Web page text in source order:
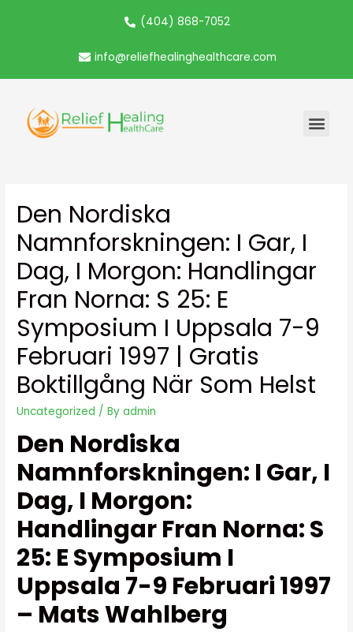
(404) 868-7052
info@reliefhealinghealthcare.com
Den Nordiska
Namnforskningen: I Gar, I
Dag, I Morgon: Handlingar
Fran Norna: S 25: E
Symposium I Uppsala 7-9
Februari 1997 | Gratis
Boktillgång När Som Helst
Uncategorized / Byadmin
Den Nordiska
Namnforskningen: I Gar, I
Dag, I Morgon:
Handlingar Fran Norna: S
25: E Symposium I
Uppsala 7-9 Februari 1997
– Mats Wahlberg